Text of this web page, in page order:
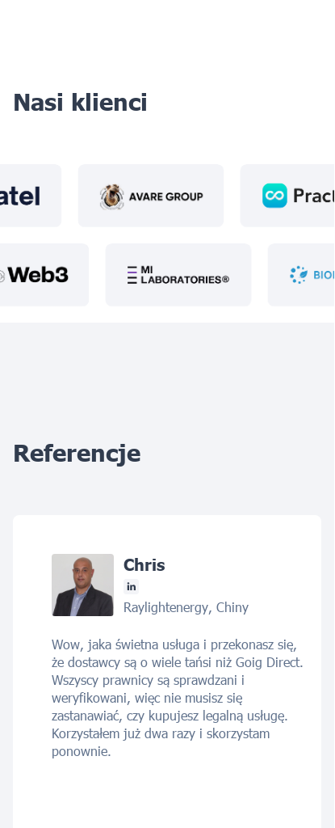
Nasi klienci
Referencje
Chris
Raylightenergy, Chiny
Wow, jaka świetna usługa i przekonasz się,
że dostawcy są o wiele tańsi niż Goig Direct.
Wszyscy prawnicy są sprawdzani i
weryfikowani, więc nie musisz się
zastanawiać, czy kupujesz legalną usługę.
Korzystałem już dwa razy i skorzystam
ponownie.